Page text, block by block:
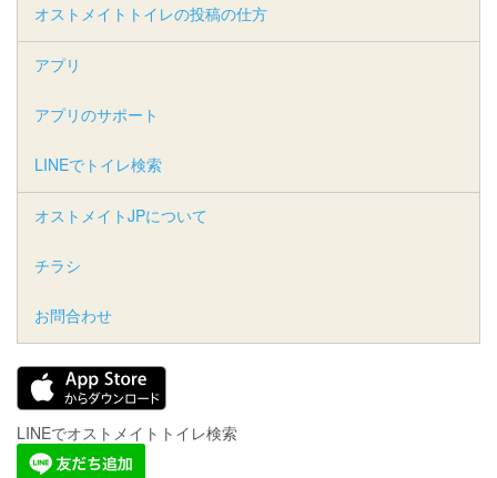
オストメイトトイレの投稿の仕方
アプリ
アプリのサポート
LINEでトイレ検索
オストメイトJPについて
チラシ
お問合わせ
LINEでオストメイトトイレ検索